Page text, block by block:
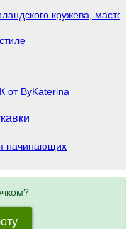
кружева,
от ByKaterina
начинающих